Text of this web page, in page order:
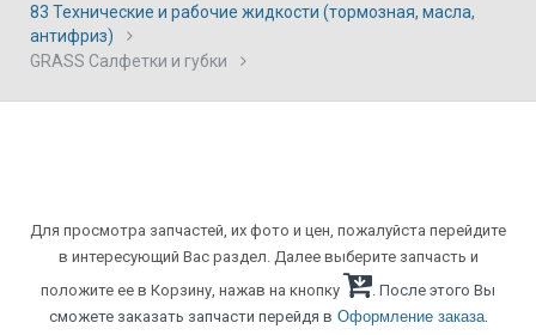
83 Технические и рабочие жидкости (тормозная, масла,
антифриз)
GRASS Салфетки и губки
Для просмотра запчастей, их фото и цен, пожалуйста перейдите
в интересующий Вас раздел. Далее выберите запчасть и
положите ее в Корзину, нажав на кнопку
. После этого Вы
сможете заказать запчасти перейдя в Оформление заказа.